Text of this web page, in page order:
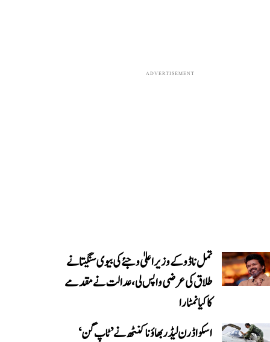
ADVERTISEMENT
تمل ناڈو کے وزیر اعلیٰ وجئے کی بیوی سنگیتا نے
طلاق کی عرضی واپس لی، عدالت نے مقدمے
کا کیا نمٹارا
اسکواڈرن لیڈر بھاؤنا کنٹھ نے ’ٹاپ گن‘